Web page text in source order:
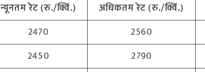
न्यूनतम रेट (रु./क्विं.) अधिकतम रेट (रु./क्विं.)
2470 2560
2450 2790